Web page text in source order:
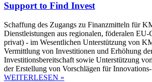
Support to Find Invest
Schaffung des Zugangs zu Finanzmitteln für
Dienstleistungen aus regionalen, föderalen
privat) - im Wesentlichen Unterstützung von
Vermittlung von Investitionen und Erhöhung
Investitionsbereitschaft sowie Unterstützung
der Erstellung von Vorschlägen für
WEITERLESEN »